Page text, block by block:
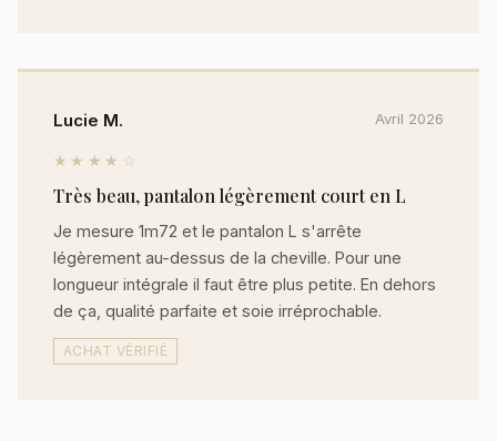
Lucie M. Avril 2026
★★★★☆
Très beau, pantalon légèrement court en L
Je mesure 1m72 et le pantalon L s'arrête
légèrement au-dessus de la cheville. Pour une
longueur intégrale il faut être plus petite. En dehors
de ça, qualité parfaite et soie irréprochable.
ACHAT VÉRIFIÉ